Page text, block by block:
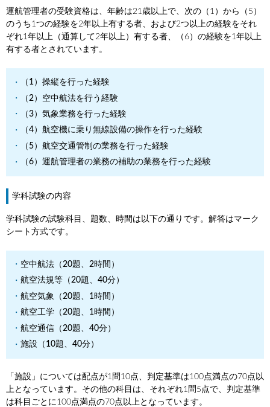
運航管理者の受験資格は、年齢は21歳以上で、次の（1）から（5）
のうち1つの経験を2年以上有する者、および2つ以上の経験をそれ
ぞれ1年以上（通算して2年以上）有する者、（6）の経験を1年以上
有する者とされています。
（1）操縦を行った経験
（2）空中航法を行う経験
（3）気象業務を行った経験
（4）航空機に乗り無線設備の操作を行った経験
（5）航空交通管制の業務を行った経験
（6）運航管理者の業務の補助の業務を行った経験
学科試験の内容
学科試験の試験科目、題数、時間は以下の通りです。解答はマーク
シート方式です。
空中航法（20題、2時間）
航空法規等（20題、40分）
航空気象（20題、1時間）
航空工学（20題、1時間）
航空通信（20題、40分）
施設（10題、40分）
「施設」については配点が1問10点、判定基準は100点満点の70点以
上となっています。その他の科目は、それぞれ1問5点で、判定基準
は科目ごとに100点満点の70点以上となっています。